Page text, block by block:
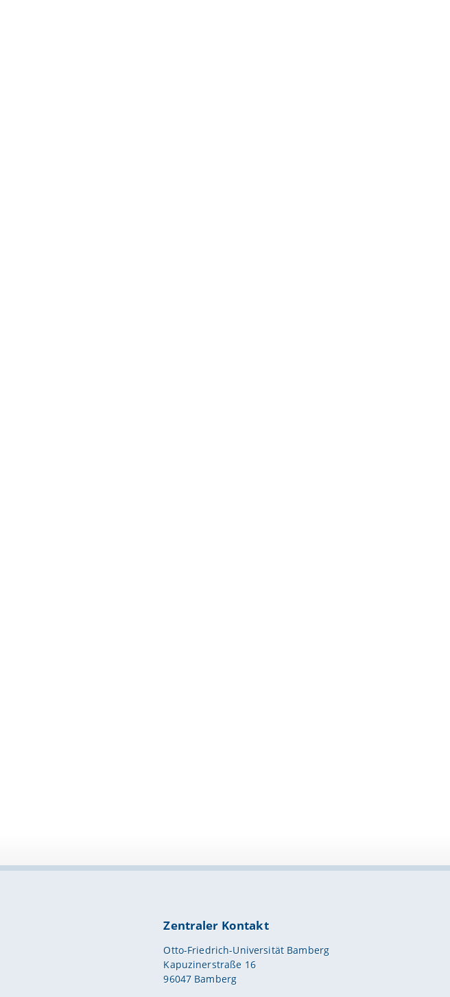
Zentraler Kontakt
Otto-Friedrich-Universität Bamberg
Kapuzinerstraße 16
96047 Bamberg